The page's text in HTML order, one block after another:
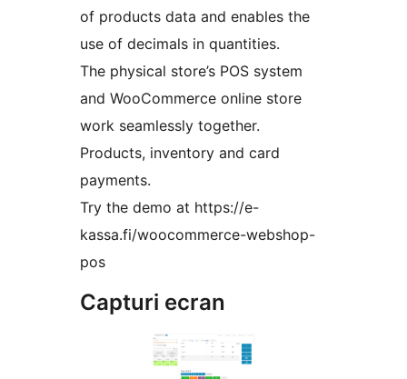
of products data and enables the
use of decimals in quantities.
The physical store’s POS system
and WooCommerce online store
work seamlessly together.
Products, inventory and card
payments.
Try the demo at https://e-
kassa.fi/woocommerce-webshop-
pos
Capturi ecran